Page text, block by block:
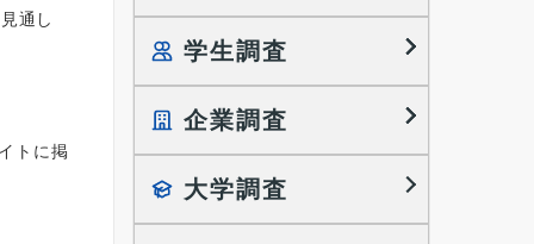
通し
トに掲
学生調査
就職プロセス調査
企業調査
採用に関する調査
大学調査